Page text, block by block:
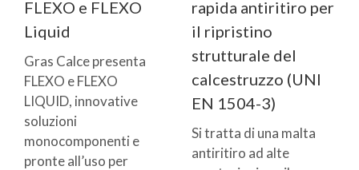
FLEXO e FLEXO
Liquid
Gras Calce presenta
FLEXO e FLEXO
LIQUID, innovative
soluzioni
monocomponenti e
pronte all’uso per
rapida antiritiro per
il ripristino
strutturale del
calcestruzzo (UNI
EN 1504-3)
Si tratta di una malta
antiritiro ad alte